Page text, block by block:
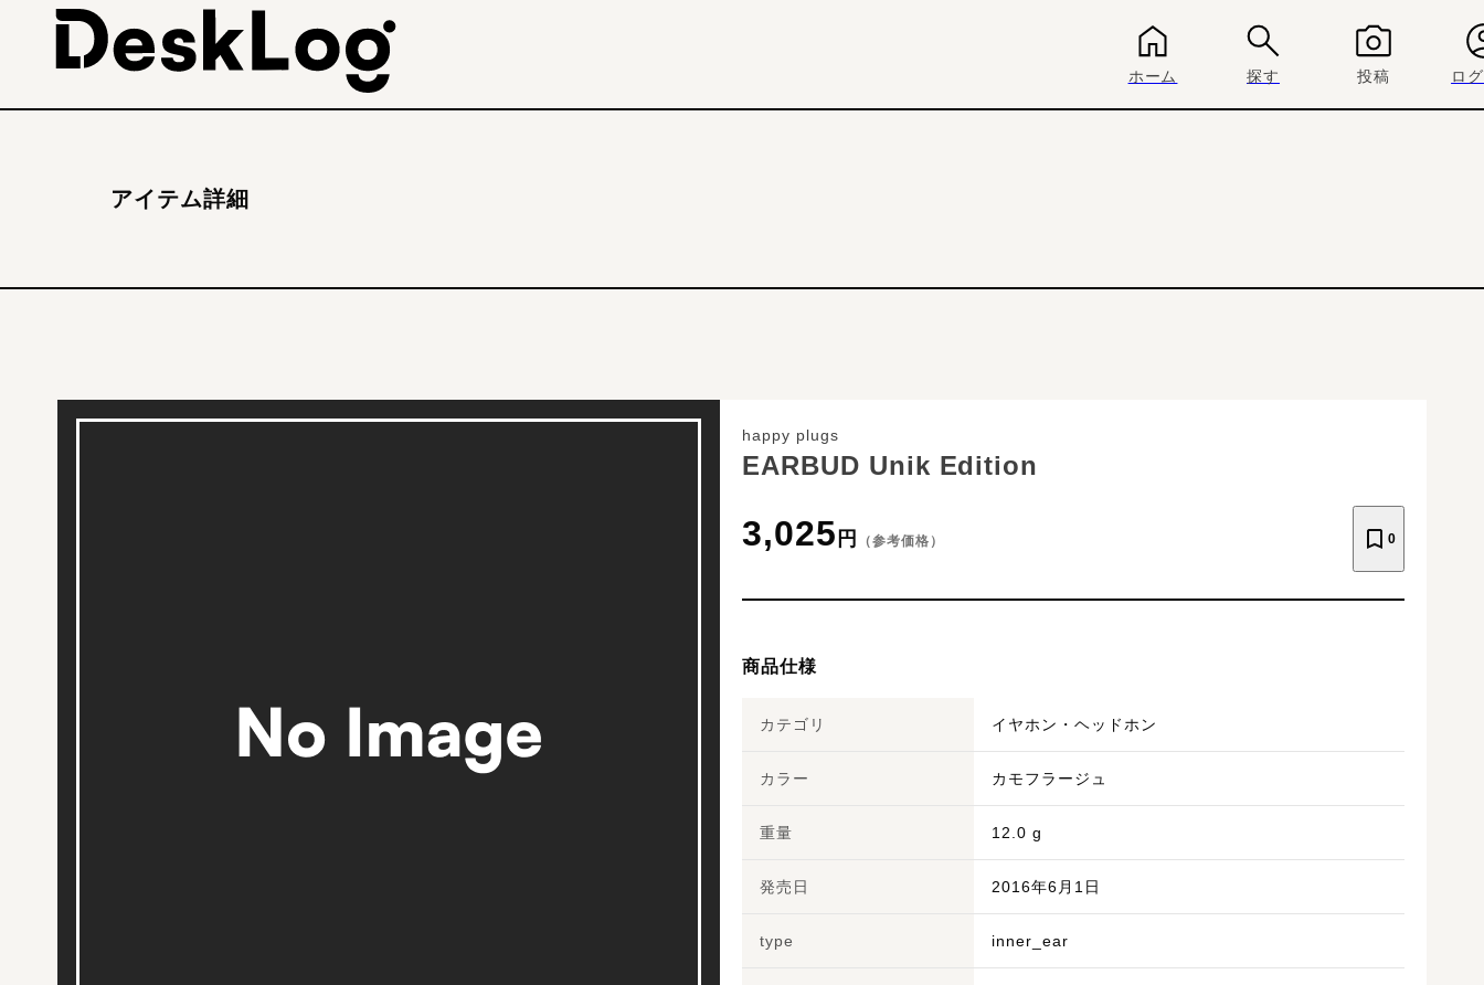
ホーム 探す 投稿 ロ
アイテム詳細
happy plugs
EARBUD Unik Edition
3,025 円 （参考価格） 0
商品仕様
カテゴリ イヤホン・ヘッドホン
カラー カモフラージュ
重量 12.0 g
発売日 2016年6月1日
type inner_ear